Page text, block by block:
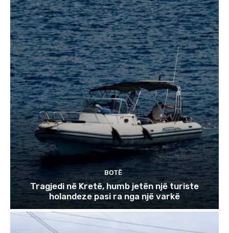
BOTË
Tragjedi në Kretë, humb jetën një turiste
holandeze pasi ra nga një varkë